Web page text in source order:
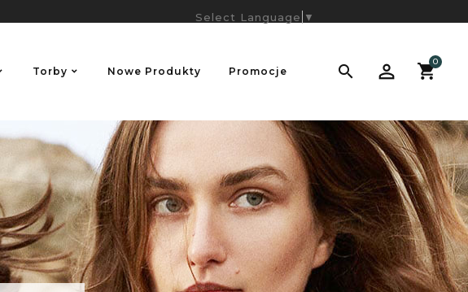
0

Torby Nowe Produkty Promocje
Select Language ▼